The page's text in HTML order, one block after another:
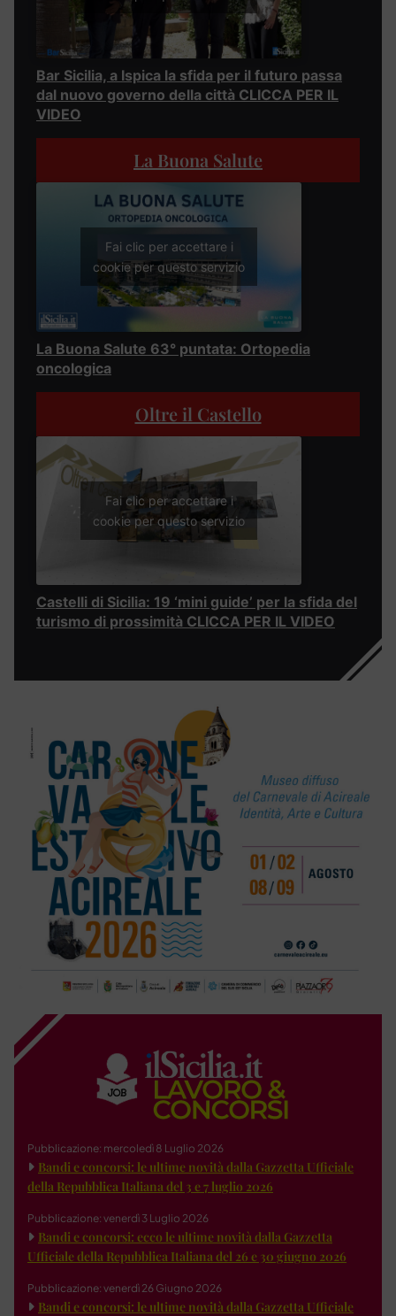
Bar Sicilia, a Ispica la sfida per il futuro passa
dal nuovo governo della città CLICCA PER IL
VIDEO
La Buona Salute
Fai clic per accettare i
cookie per questo servizio
La Buona Salute 63° puntata: Ortopedia
oncologica
Oltre il Castello
Fai clic per accettare i
cookie per questo servizio
Castelli di Sicilia: 19 ‘mini guide’ per la sfida del
turismo di prossimità CLICCA PER IL VIDEO
Pubblicazione: mercoledì 8 Luglio 2026
Bandi e concorsi: le ultime novità dalla Gazzetta Ufficiale
della Repubblica Italiana del 3 e 7 luglio 2026
Pubblicazione: venerdì 3 Luglio 2026
Bandi e concorsi: ecco le ultime novità dalla Gazzetta
Ufficiale della Repubblica Italiana del 26 e 30 giugno 2026
Pubblicazione: venerdì 26 Giugno 2026
Bandi e concorsi: le ultime novità dalla Gazzetta Ufficiale